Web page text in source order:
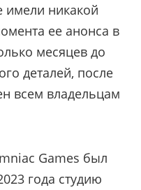
имели никакой
ее анонса в
месяцев до
деталей, после
всем владельцам
Games был
года студию